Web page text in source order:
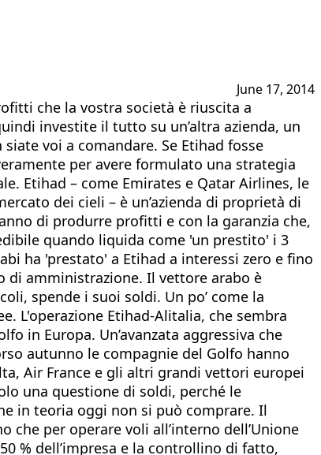
June 17, 2014
che la vostra società è riuscita a
investite il tutto su un’altra azienda, un
voi a comandare. Se Etihad fosse
per avere formulato una strategia
Etihad – come Emirates e Qatar Airlines, le
dei cieli – è un’azienda di proprietà di
di produrre profitti e con la garanzia che,
quando liquida come 'un prestito' i 3
ha 'prestato' a Etihad a interessi zero e fino
di amministrazione. Il vettore arabo è
spende i suoi soldi. Un po’ come la
L'operazione Etihad-Alitalia, che sembra
in Europa. Un’avanzata aggressiva che
autunno le compagnie del Golfo hanno
Air France e gli altri grandi vettori europei
una questione di soldi, perché le
in teoria oggi non si può comprare. Il
che per operare voli all’interno dell’Unione
% dell’impresa e la controllino di fatto,